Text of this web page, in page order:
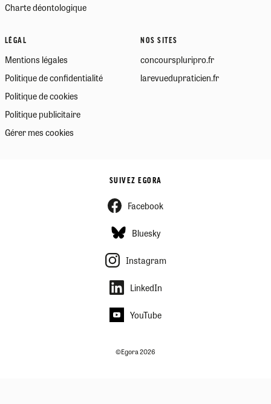
Charte déontologique
LÉGAL
Mentions légales
Politique de confidentialité
Politique de cookies
Politique publicitaire
Gérer mes cookies
NOS SITES
concourspluripro.fr
larevuedupraticien.fr
SUIVEZ EGORA
Facebook
Bluesky
Instagram
LinkedIn
YouTube
©Egora 2026